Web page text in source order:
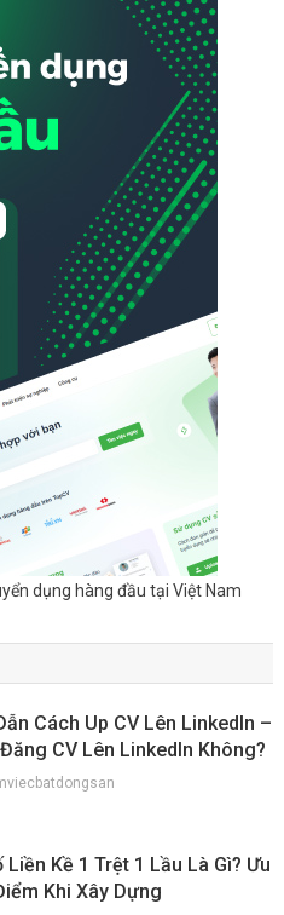
dụng hàng đầu tại Việt Nam
Cách Up CV Lên LinkedIn –
CV Lên LinkedIn Không?
Liền Kề 1 Trệt 1 Lầu Là Gì? Ưu
Khi Xây Dựng